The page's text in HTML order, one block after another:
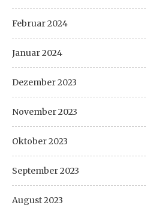
Februar 2024
Januar 2024
Dezember 2023
November 2023
Oktober 2023
September 2023
August 2023